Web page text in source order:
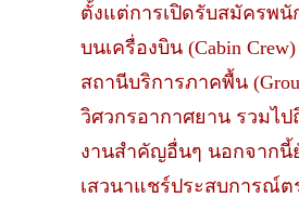
ตั้งแต่การเปิดรับสมัครพ
บนเครื่องบิน (Cabin
สถานีบริการภาคพื้น
วิศวกรอากาศยาน รวมไ
งานสำคัญอื่นๆ นอกจากนี้
เสวนาแชร์ประสบการณ์